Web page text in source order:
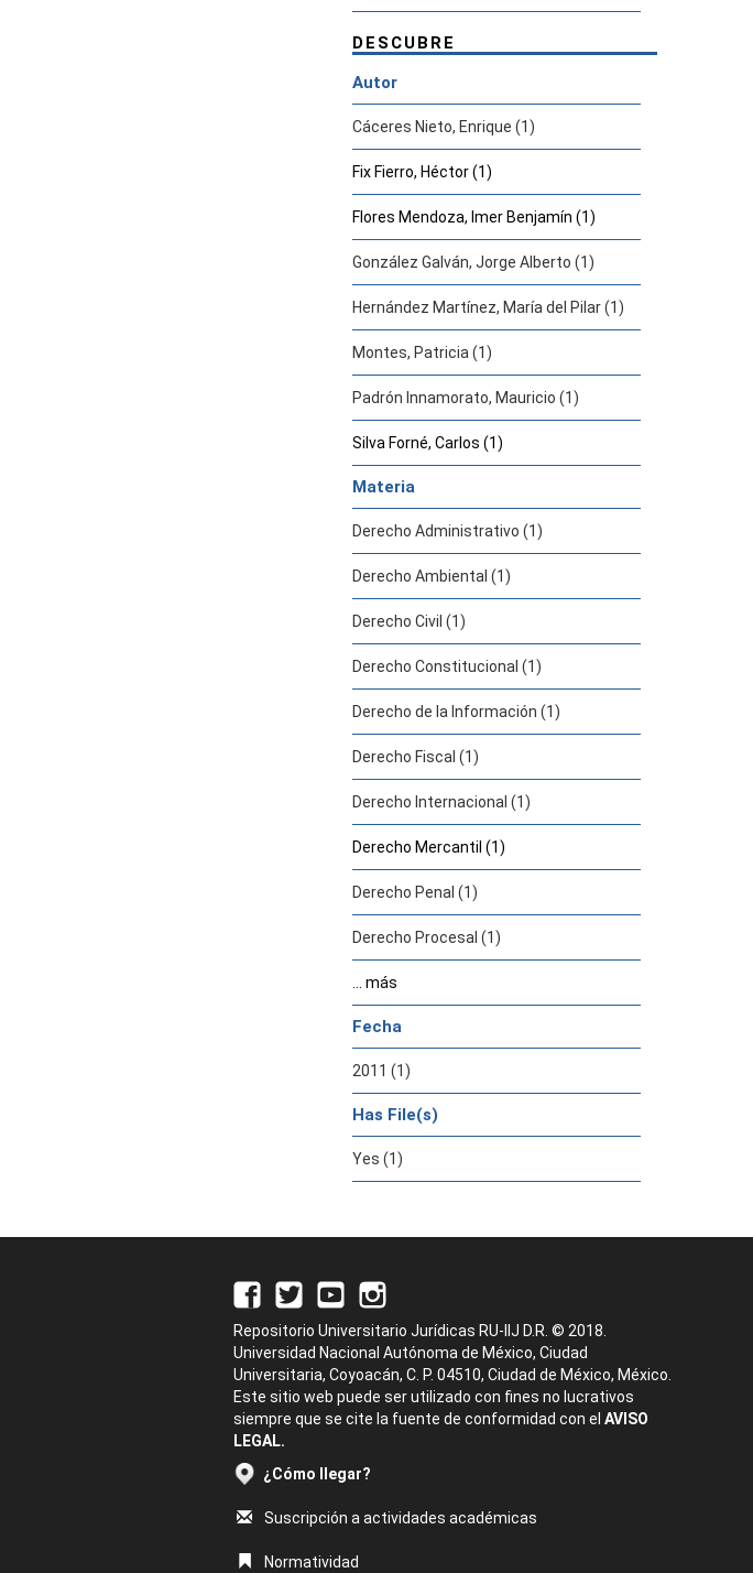
DESCUBRE
Autor
Cáceres Nieto, Enrique (1)
Fix Fierro, Héctor (1)
Flores Mendoza, Imer Benjamín (1)
González Galván, Jorge Alberto (1)
Hernández Martínez, María del Pilar (1)
Montes, Patricia (1)
Padrón Innamorato, Mauricio (1)
Silva Forné, Carlos (1)
Materia
Derecho Administrativo (1)
Derecho Ambiental (1)
Derecho Civil (1)
Derecho Constitucional (1)
Derecho de la Información (1)
Derecho Fiscal (1)
Derecho Internacional (1)
Derecho Mercantil (1)
Derecho Penal (1)
Derecho Procesal (1)
... más
Fecha
2011 (1)
Has File(s)
Yes (1)
Repositorio Universitario Jurídicas RU-IIJ D.R. © 2018.
Universidad Nacional Autónoma de México, Ciudad
Universitaria, Coyoacán, C. P. 04510, Ciudad de México, México.
Este sitio web puede ser utilizado con fines no lucrativos
siempre que se cite la fuente de conformidad con el AVISO
LEGAL.
¿Cómo llegar?
Suscripción a actividades académicas
Normatividad